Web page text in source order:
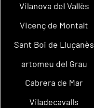
Vilanova del Vallès
Vicenç de Montalt
Sant Boi de Lluçanès
artomeu del Grau
Cabrera de Mar
Viladecavalls